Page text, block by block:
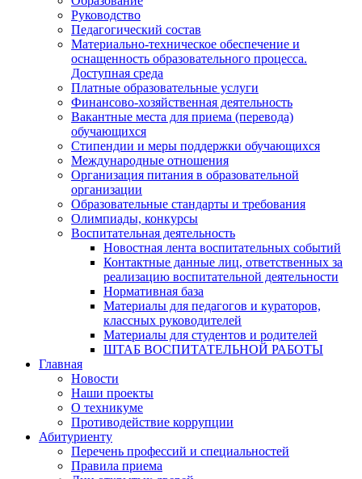
Руководство
Педагогический состав
Материально-техническое обеспечение и
оснащенность образовательного процесса.
Доступная среда
Платные образовательные услуги
Финансово-хозяйственная деятельность
Вакантные места для приема (перевода)
обучающихся
Стипендии и меры поддержки обучающихся
Международные отношения
Организация питания в образовательной
организации
Образовательные стандарты и требования
Олимпиады, конкурсы
Воспитательная деятельность
Новостная лента воспитательных событий
Контактные данные лиц, ответственных за
реализацию воспитательной деятельности
Нормативная база
Материалы для педагогов и кураторов,
классных руководителей
Материалы для студентов и родителей
ШТАБ ВОСПИТАТЕЛЬНОЙ РАБОТЫ
Главная
Новости
Наши проекты
О техникуме
Противодействие коррупции
Абитуриенту
Перечень профессий и специальностей
Правила приема